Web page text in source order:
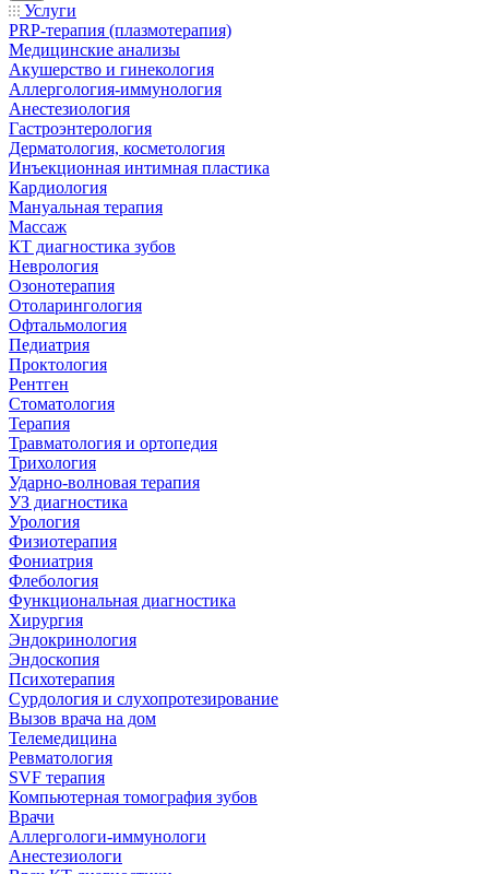
Услуги
PRP-терапия (плазмотерапия)
Медицинские анализы
Акушерство и гинекология
Аллергология-иммунология
Анестезиология
Гастроэнтерология
Дерматология, косметология
Инъекционная интимная пластика
Кардиология
Мануальная терапия
Массаж
КТ диагностика зубов
Неврология
Озонотерапия
Отоларингология
Офтальмология
Педиатрия
Проктология
Рентген
Стоматология
Терапия
Травматология и ортопедия
Трихология
Ударно-волновая терапия
УЗ диагностика
Урология
Физиотерапия
Фониатрия
Флебология
Функциональная диагностика
Хирургия
Эндокринология
Эндоскопия
Психотерапия
Сурдология и слухопротезирование
Вызов врача на дом
Телемедицина
Ревматология
SVF терапия
Компьютерная томография зубов
Врачи
Аллергологи-иммунологи
Анестезиологи